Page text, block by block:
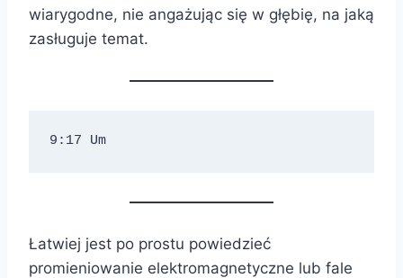
wiarygodne, nie angażując się w głębię, na jaką
zasługuje temat.
9:17 Um
Łatwiej jest po prostu powiedzieć
promieniowanie elektromagnetyczne lub fale